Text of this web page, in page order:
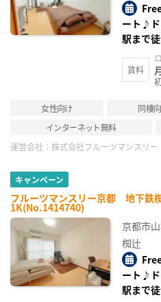
ート♪
駅まで
賃料
女性向け 同棲
インターネット無料
運営会社： 株式会社フルーツマンスリー
キャンペーン
フルーツマンスリー京都 地下鉄
1K(No.1414740)
京都市
椥辻
ート♪
駅まで